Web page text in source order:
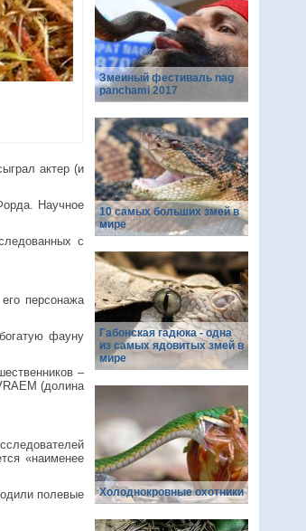
актер (и
Научное
с
персонажа
фауну
–
(долина
«наименее
полевые
Змеиный фестиваль nag
panchami 2017
10 самых больших змей в
мире
Габонская гадюка - одна
из самых ядовитых змей в
мире
Холоднокровные охотники